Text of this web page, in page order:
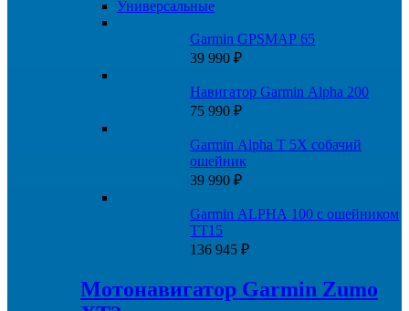
Универсальные
Garmin GPSMAP 65
39 990 ₽
Навигатор Garmin Alpha 200
75 990 ₽
Garmin Alpha T 5X собачий
ошейник
39 990 ₽
Garmin ALPHA 100 с ошейником
ТT15
136 945 ₽
Мотонавигатор Garmin Zumo